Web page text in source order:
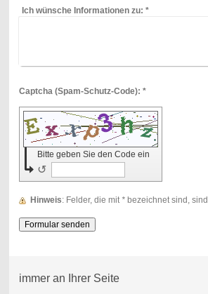
Ich wünsche Informationen zu: *
Captcha (Spam-Schutz-Code): *
Bitte geben Sie den Code ein
↺
Hinweis : Felder, die mit *bezeichnet sind, sind
immer an Ihrer Seite